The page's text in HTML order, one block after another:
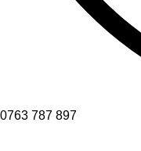
0763 787 897